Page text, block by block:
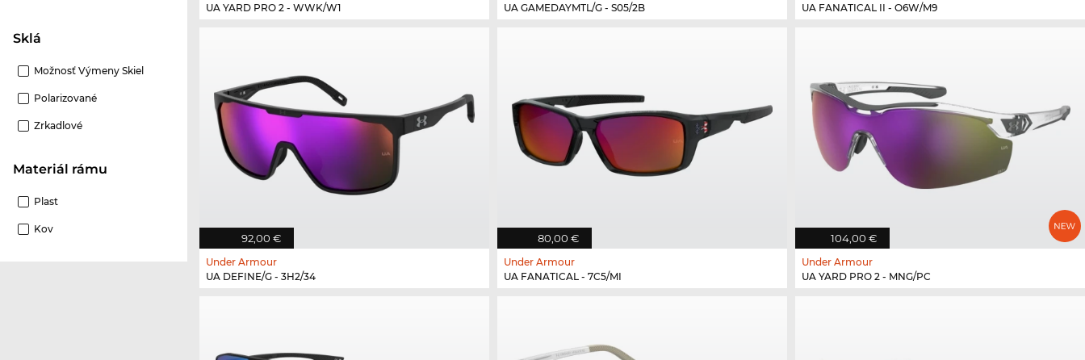
Sklá
Možnosť Výmeny Skiel
Polarizované
Zrkadlové
Materiál rámu
Plast
Kov
UA YARD PRO 2 - WWK/W1
UA GAMEDAYMTL/G - S05/2B
UA FANATICAL II - O6W/M9
92,00 €
Under Armour
UA DEFINE/G - 3H2/34
80,00 €
Under Armour
UA FANATICAL - 7C5/MI
104,00 €
Under Armour
UA YARD PRO 2 - MNG/PC